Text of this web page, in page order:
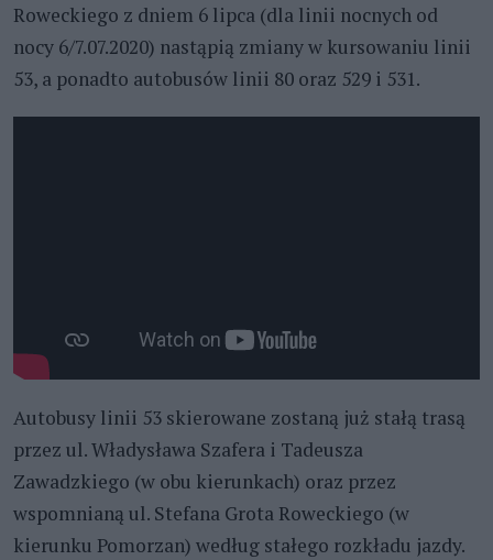
Roweckiego z dniem 6 lipca (dla linii nocnych od
nocy 6/7.07.2020) nastąpią zmiany w kursowaniu linii
53, a ponadto autobusów linii 80 oraz 529 i 531.
Autobusy linii 53 skierowane zostaną już stałą trasą
przez ul. Władysława Szafera i Tadeusza
Zawadzkiego (w obu kierunkach) oraz przez
wspomnianą ul. Stefana Grota Roweckiego (w
kierunku Pomorzan) według stałego rozkładu jazdy.